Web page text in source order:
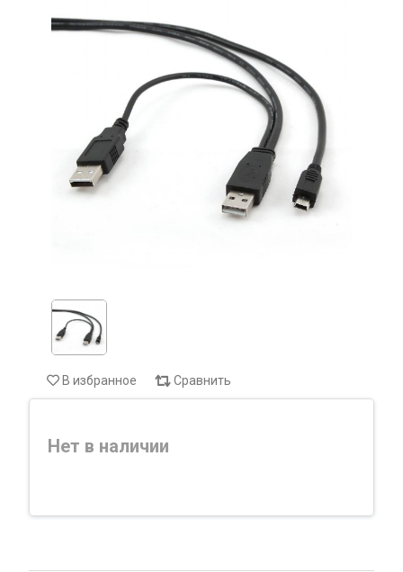
В избранное Сравнить
Нет в наличии